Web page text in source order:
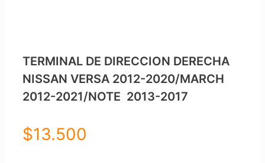
TERMINAL DE DIRECCION DERECHA
NISSAN VERSA 2012-2020/MARCH
2012-2021/NOTE 2013-2017
$13.500